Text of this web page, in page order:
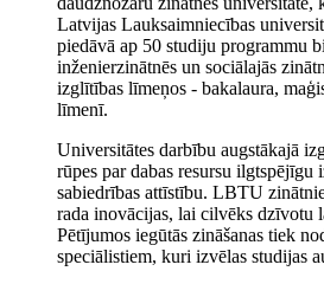
Latvijas Lauksaimniecības
piedāvā ap 50 studiju programmu
inženierzinātnēs un sociālajās
izglītības līmeņos - bakalaura,
līmenī.
Universitātes darbību augstākajā
rūpes par dabas resursu ilgtspējīgu
sabiedrības attīstību. LBTU
rada inovācijas, lai cilvēks dzīvotu
Pētījumos iegūtās zināšanas tiek
speciālistiem, kuri izvēlas studijas